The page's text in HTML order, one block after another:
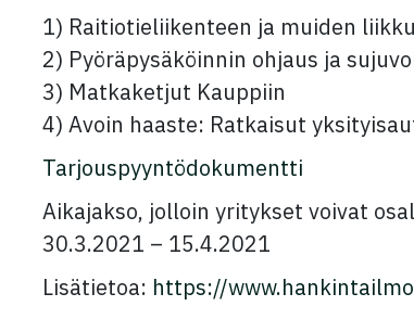
1) Raitiotieliikenteen ja muiden
2) Pyöräpysäköinnin ohjaus ja
3) Matkaketjut Kauppiin
4) Avoin haaste: Ratkaisut
Tarjouspyyntödokumentti
Aikajakso, jolloin yritykset voivat
30.3.2021 – 15.4.2021
Lisätietoa: https://